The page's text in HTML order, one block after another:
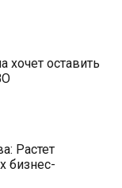
хочет оставить
Растет
бизнес-